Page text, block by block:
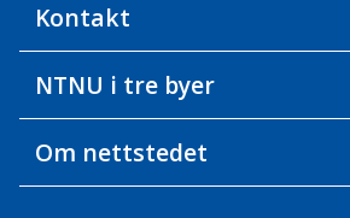
Kontakt
NTNU i tre byer
Om nettstedet